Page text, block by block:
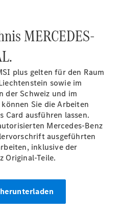
MERCEDES-
plus gelten für den Raum
sowie im
der Schweiz und im
Sie die Arbeiten
Card ausführen lassen.
Mercedes-Benz
ausgeführten
inklusive der
Original-Teile.